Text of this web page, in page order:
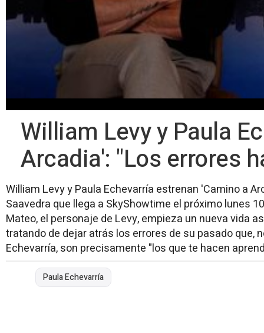
William Levy y Paula
Arcadia': "Los errores
William Levy y Paula Echevarría estrenan 'Camino a
Saavedra que llega a SkyShowtime el próximo lunes
Mateo, el personaje de Levy, empieza un nueva vida
tratando de dejar atrás los errores de su pasado que,
Echevarría, son precisamente "los que te hacen
Paula Echevarría